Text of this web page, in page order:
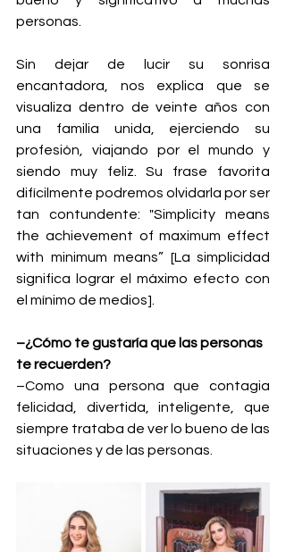
personas.
Sin dejar de lucir su sonrisa
encantadora, nos explica que se
visualiza dentro de veinte años con
una familia unida, ejerciendo su
profesión, viajando por el mundo y
siendo muy feliz. Su frase favorita
difícilmente podremos olvidarla por ser
tan contundente: "Simplicity means
the achievement of maximum effect
with minimum means” [La simplicidad
significa lograr el máximo efecto con
el mínimo de medios].
–¿Cómo te gustaría que las personas
te recuerden?
–Como una persona que contagia
felicidad, divertida, inteligente, que
siempre trataba de ver lo bueno de las
situaciones y de las personas.